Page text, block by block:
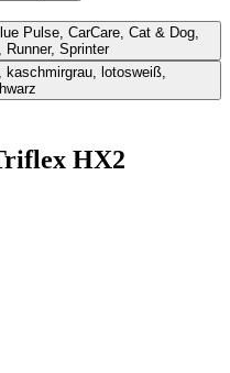
Runner, Sprinter
HX2